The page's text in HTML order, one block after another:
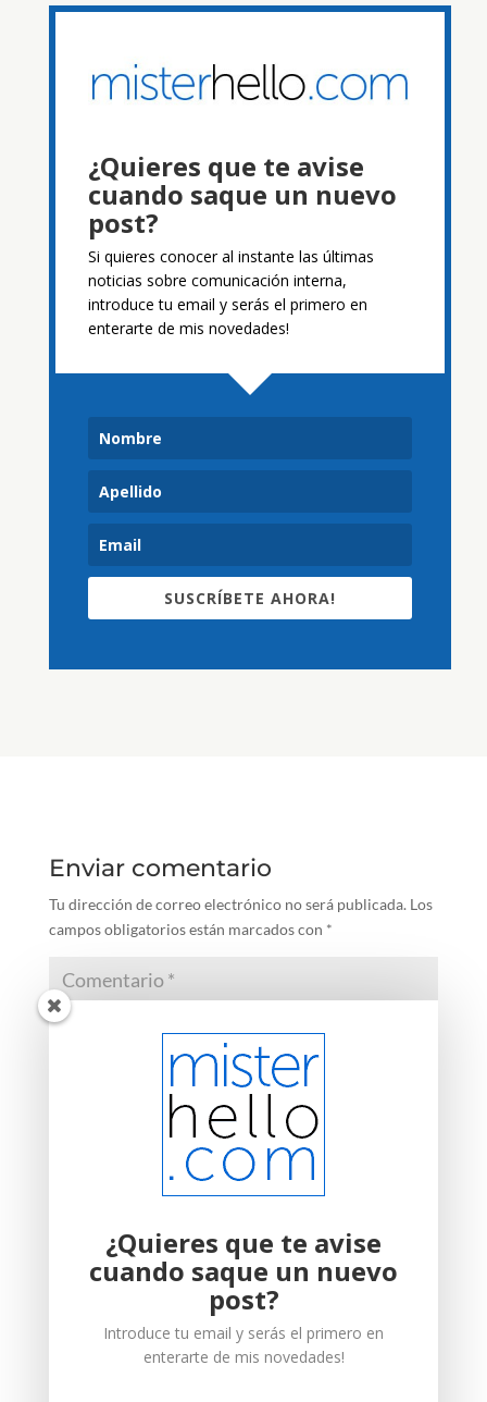
¿Quieres que te avise
cuando saque un nuevo
post?
Si quieres conocer al instante las últimas
noticias sobre comunicación interna,
introduce tu email y serás el primero en
enterarte de mis novedades!
SUSCRÍBETE AHORA!
Enviar comentario
Tu dirección de correo electrónico no será publicada. Los
campos obligatorios están marcados con *
¿Quieres que te avise
cuando saque un nuevo
post?
Introduce tu email y serás el primero en
enterarte de mis novedades!